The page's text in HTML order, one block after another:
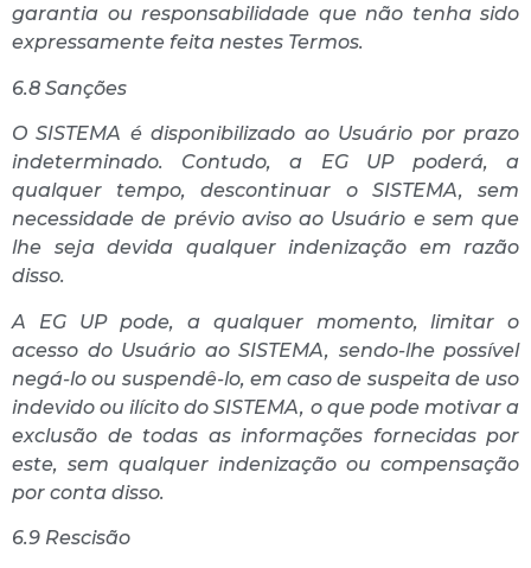
garantia ou responsabilidade que não tenha sido
expressamente feita nestes Termos.
6.8 Sanções
O SISTEMA é disponibilizado ao Usuário por prazo
indeterminado. Contudo, a EG UP poderá, a
qualquer tempo, descontinuar o SISTEMA, sem
necessidade de prévio aviso ao Usuário e sem que
lhe seja devida qualquer indenização em razão
disso.
A EG UP pode, a qualquer momento, limitar o
acesso do Usuário ao SISTEMA, sendo-lhe possível
negá-lo ou suspendê-lo, em caso de suspeita de uso
indevido ou ilícito do SISTEMA, o que pode motivar a
exclusão de todas as informações fornecidas por
este, sem qualquer indenização ou compensação
por conta disso.
6.9 Rescisão